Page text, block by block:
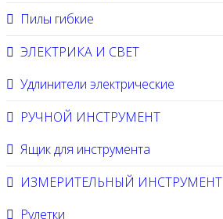
Пилы гибкие
ЭЛЕКТРИКА И СВЕТ
Удлинители электрические
РУЧНОЙ ИНСТРУМЕНТ
Ящик для инструмента
ИЗМЕРИТЕЛЬНЫЙ ИНСТРУМЕНТ
Рулетки